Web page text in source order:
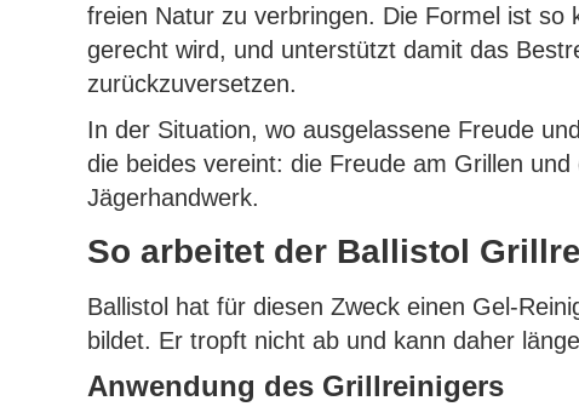
freien Natur zu verbringen. Die Formel ist so
gerecht wird, und unterstützt damit das
zurückzuversetzen.
In der Situation, wo ausgelassene Freude
die beides vereint: die Freude am Grillen
Jägerhandwerk.
So arbeitet der Ballistol
Ballistol hat für diesen Zweck einen Gel-
bildet. Er tropft nicht ab und kann daher
Anwendung des Grillreinigers